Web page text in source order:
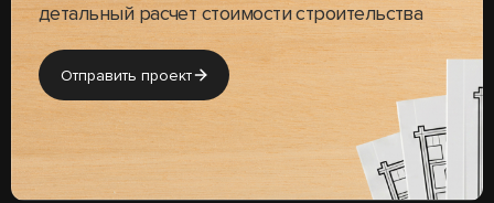
детальный расчет стоимости строительства
Отправить проект